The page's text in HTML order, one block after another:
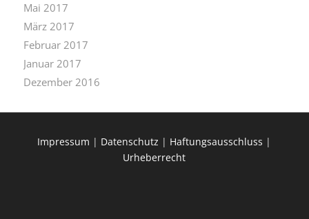
Mai 2017
März 2017
Februar 2017
Januar 2017
Dezember 2016
Impressum | Datenschutz | Haftungsausschluss |
Urheberrecht